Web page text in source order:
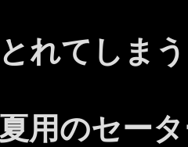
れてしま
用のセー